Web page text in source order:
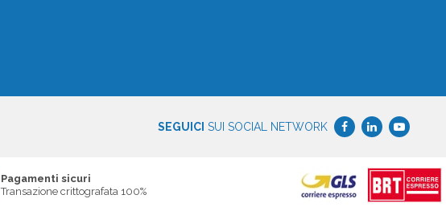
SEGUICI SUI SOCIAL NETWORK
Pagamenti sicuri
Transazione crittografata 100%